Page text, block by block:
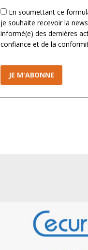
* En soumettant ce
je souhaite recevoir la
informé(e) des dernières
confiance et de la